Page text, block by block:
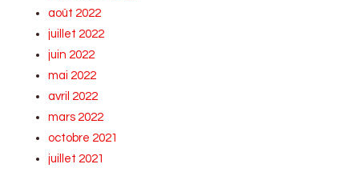
août 2022
juillet 2022
juin 2022
mai 2022
avril 2022
mars 2022
octobre 2021
juillet 2021